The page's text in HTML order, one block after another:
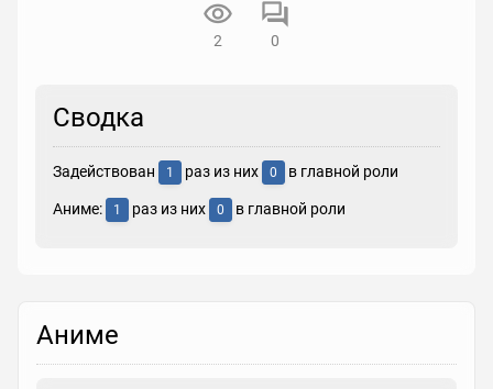
2 0
Сводка
Задействован 1 раз из них 0 в главной роли
Аниме: 1 раз из них 0 в главной роли
Аниме